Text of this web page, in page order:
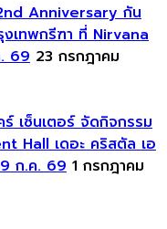
Anniversary กัน
งเทพกรีฑา ที่ Nirvana
69 23 กรกฎาคม
เซ็นเตอร์ จัดกิจกรรม
Hall เดอะ คริสตัล เอ
ก.ค. 69 1 กรกฎาคม